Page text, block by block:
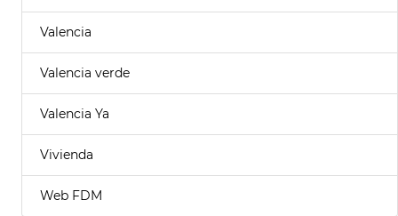
Valencia
Valencia verde
Valencia Ya
Vivienda
Web FDM